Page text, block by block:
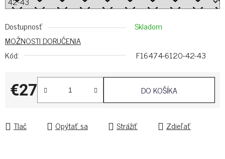
Dostupnosť
Skladom
MOŽNOSTI DORUČENIA
Kód:
F16474-6120-42-43
€27
Jednotková cena:
DO KOŠÍKA
Tlač Opýtať sa Strážiť Zdieľať